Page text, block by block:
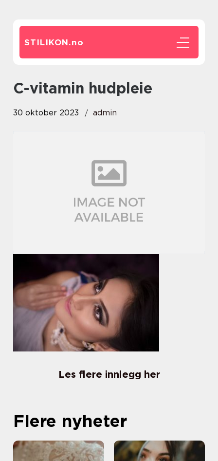
STILIKON.no
c-vitamin hudpleie
30 oktober 2023 admin
Les flere innlegg her
Flere nyheter